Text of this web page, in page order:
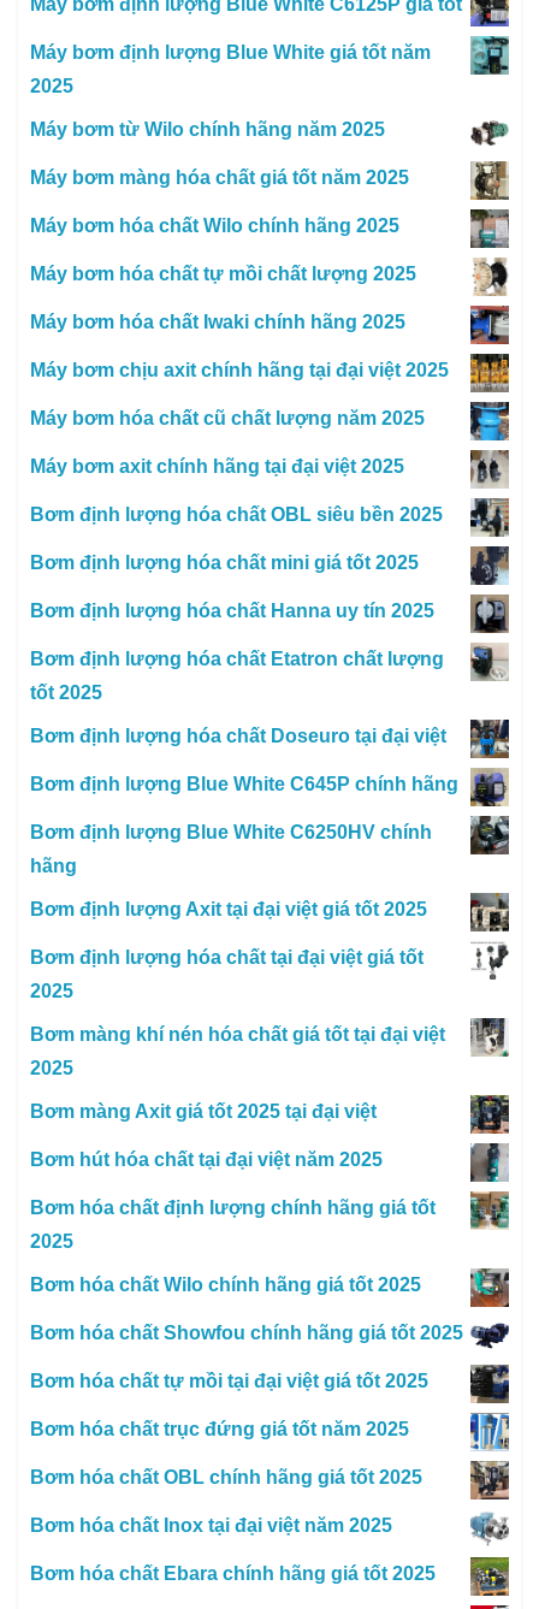
Máy bơm định lượng Blue White giá tốt năm
2025
Máy bơm từ Wilo chính hãng năm 2025
Máy bơm màng hóa chất giá tốt năm 2025
Máy bơm hóa chất Wilo chính hãng 2025
Máy bơm hóa chất tự mồi chất lượng 2025
Máy bơm hóa chất Iwaki chính hãng 2025
Máy bơm chịu axit chính hãng tại đại việt 2025
Máy bơm hóa chất cũ chất lượng năm 2025
Máy bơm axit chính hãng tại đại việt 2025
Bơm định lượng hóa chất OBL siêu bền 2025
Bơm định lượng hóa chất mini giá tốt 2025
Bơm định lượng hóa chất Hanna uy tín 2025
Bơm định lượng hóa chất Etatron chất lượng
tốt 2025
Bơm định lượng hóa chất Doseuro tại đại việt
Bơm định lượng Blue White C645P chính hãng
Bơm định lượng Blue White C6250HV chính
hãng
Bơm định lượng Axit tại đại việt giá tốt 2025
Bơm định lượng hóa chất tại đại việt giá tốt
2025
Bơm màng khí nén hóa chất giá tốt tại đại việt
2025
Bơm màng Axit giá tốt 2025 tại đại việt
Bơm hút hóa chất tại đại việt năm 2025
Bơm hóa chất định lượng chính hãng giá tốt
2025
Bơm hóa chất Wilo chính hãng giá tốt 2025
Bơm hóa chất Showfou chính hãng giá tốt 2025
Bơm hóa chất tự mồi tại đại việt giá tốt 2025
Bơm hóa chất trục đứng giá tốt năm 2025
Bơm hóa chất OBL chính hãng giá tốt 2025
Bơm hóa chất Inox tại đại việt năm 2025
Bơm hóa chất Ebara chính hãng giá tốt 2025